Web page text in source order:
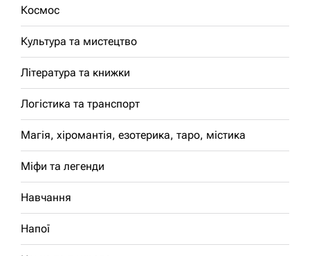
Космос
Культура та мистецтво
Література та книжки
Логістика та транспорт
Магія, хіромантія, езотерика, таро, містика
Міфи та легенди
Навчання
Напої